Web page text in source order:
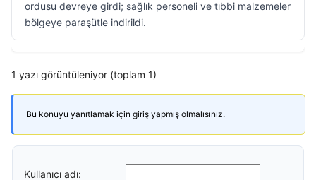
ordusu devreye girdi; sağlık personeli ve tıbbi malzemeler
bölgeye paraşütle indirildi.
1 yazı görüntüleniyor (toplam 1)
Bu konuyu yanıtlamak için giriş yapmış olmalısınız.
Kullanıcı adı: